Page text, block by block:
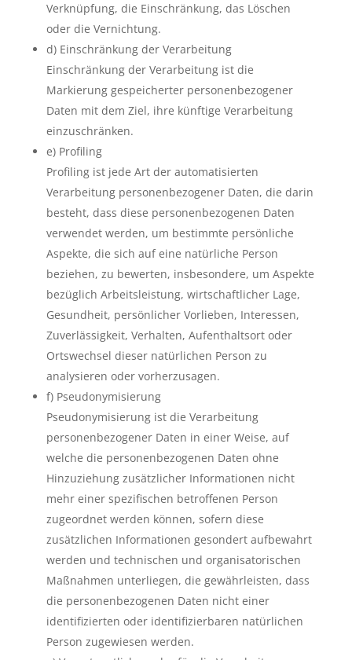
Verknüpfung, die Einschränkung, das Löschen
oder die Vernichtung.
d) Einschränkung der Verarbeitung
Einschränkung der Verarbeitung ist die
Markierung gespeicherter personenbezogener
Daten mit dem Ziel, ihre künftige Verarbeitung
einzuschränken.
e) Profiling
Profiling ist jede Art der automatisierten
Verarbeitung personenbezogener Daten, die darin
besteht, dass diese personenbezogenen Daten
verwendet werden, um bestimmte persönliche
Aspekte, die sich auf eine natürliche Person
beziehen, zu bewerten, insbesondere, um Aspekte
bezüglich Arbeitsleistung, wirtschaftlicher Lage,
Gesundheit, persönlicher Vorlieben, Interessen,
Zuverlässigkeit, Verhalten, Aufenthaltsort oder
Ortswechsel dieser natürlichen Person zu
analysieren oder vorherzusagen.
f) Pseudonymisierung
Pseudonymisierung ist die Verarbeitung
personenbezogener Daten in einer Weise, auf
welche die personenbezogenen Daten ohne
Hinzuziehung zusätzlicher Informationen nicht
mehr einer spezifischen betroffenen Person
zugeordnet werden können, sofern diese
zusätzlichen Informationen gesondert aufbewahrt
werden und technischen und organisatorischen
Maßnahmen unterliegen, die gewährleisten, dass
die personenbezogenen Daten nicht einer
identifizierten oder identifizierbaren natürlichen
Person zugewiesen werden.